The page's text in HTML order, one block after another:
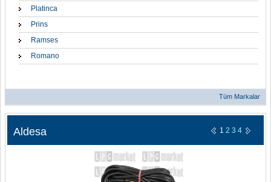
Platinca
Prins
Ramses
Romano
Tüm Markalar
Aldesa 1 2 3 4